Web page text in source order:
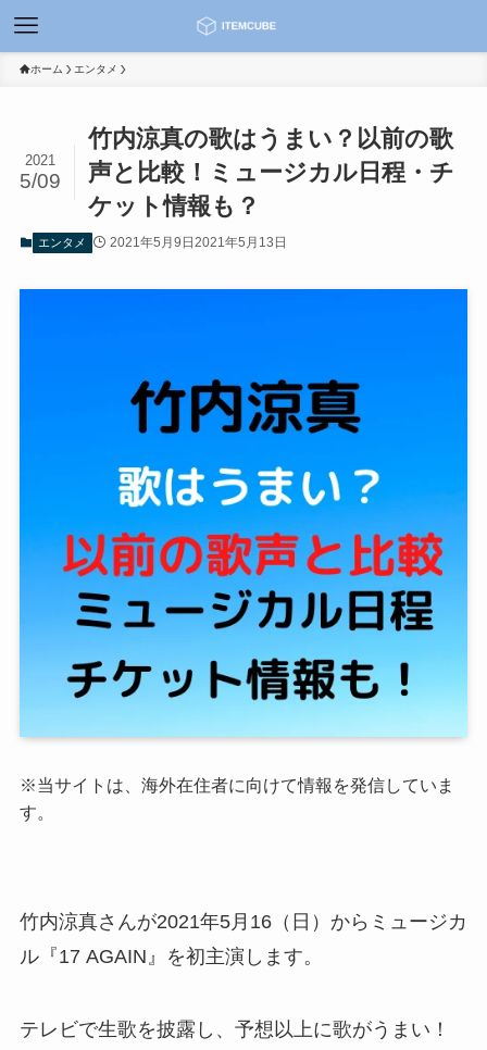
ホーム エンタメ
竹内涼真の歌はうまい？以前の歌
声と比較！ミュージカル日程・チ
ケット情報も？
2021
5/09
エンタメ 2021年5月9日 2021年5月13日
※当サイトは、海外在住者に向けて情報を発信していま
す。
竹内涼真さんが2021年5月16（日）からミュージカ
ル『17 AGAIN』を初主演します。
テレビで生歌を披露し、予想以上に歌がうまい！